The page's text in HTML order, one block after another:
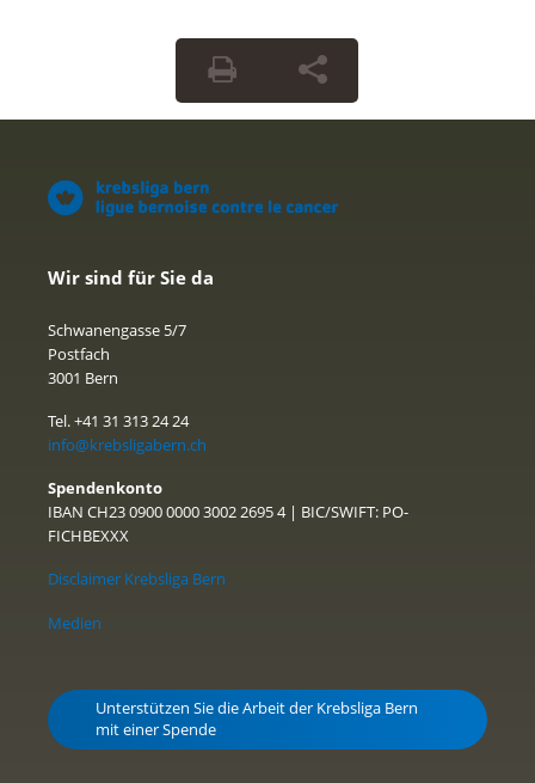
Wir sind für Sie da
Schwanengasse 5/7
Postfach
3001 Bern
Tel. +41 31 313 24 24
info@krebsligabern.ch
Spendenkonto
IBAN CH23 0900 0000 3002 2695 4 | BIC/SWIFT: PO-
FICHBEXXX
Disclaimer Krebsliga Bern
Medien
Unterstützen Sie die Arbeit der Krebsliga Bern
mit einer Spende